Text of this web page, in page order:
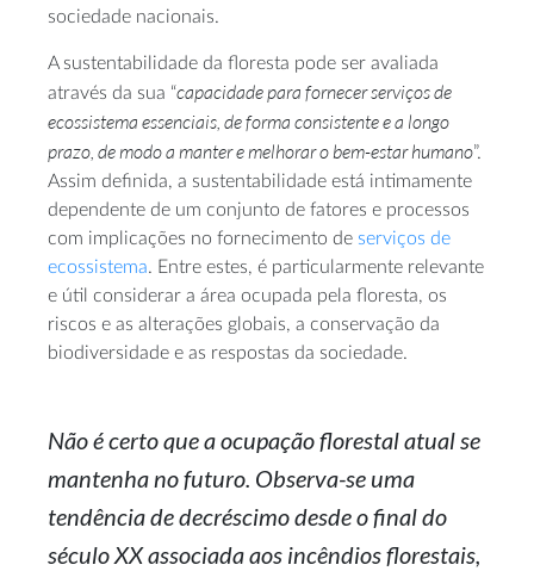
sociedade nacionais.
A sustentabilidade da floresta pode ser avaliada
através da sua “capacidade para fornecer serviços de
ecossistema essenciais, de forma consistente e a longo
prazo, de modo a manter e melhorar obem-estarhumano”.
Assim definida, a sustentabilidade está intimamente
dependente de um conjunto de fatores e processos
com implicações no fornecimento de serviços de
ecossistema. Entre estes, é particularmente relevante
e útil considerar a área ocupada pela floresta, os
riscos e as alterações globais, a conservação da
biodiversidade e as respostas da sociedade.
Não é certo que a ocupação florestal atual se
mantenha no futuro. Observa-se uma
tendência de decréscimo desde o final do
século XX associada aos incêndios florestais,